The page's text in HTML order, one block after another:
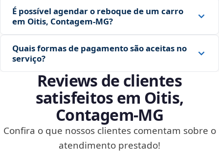
É possível agendar o reboque de um carro
em Oitis, Contagem‑MG?
Quais formas de pagamento são aceitas no
serviço?
Reviews de clientes
satisfeitos em Oitis,
Contagem‑MG
Confira o que nossos clientes comentam sobre o
atendimento prestado!